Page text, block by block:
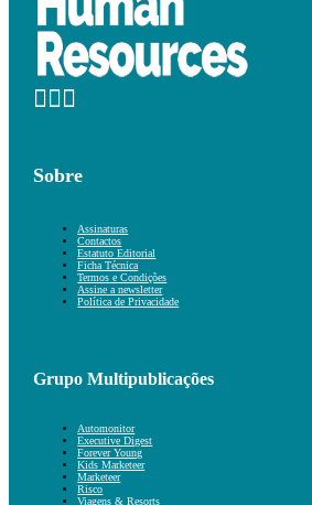
Sobre
Assinaturas
Contactos
Estatuto Editorial
Ficha Técnica
Termos e Condições
Assine a newsletter
Política de Privacidade
Grupo Multipublicações
Automonitor
Executive Digest
Forever Young
Kids Marketeer
Marketeer
Risco
Viagens & Resorts